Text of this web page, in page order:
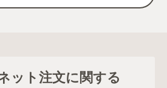
ット注文に関する